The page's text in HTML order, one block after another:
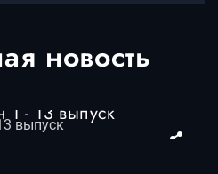
новость
1 - 13 выпуск